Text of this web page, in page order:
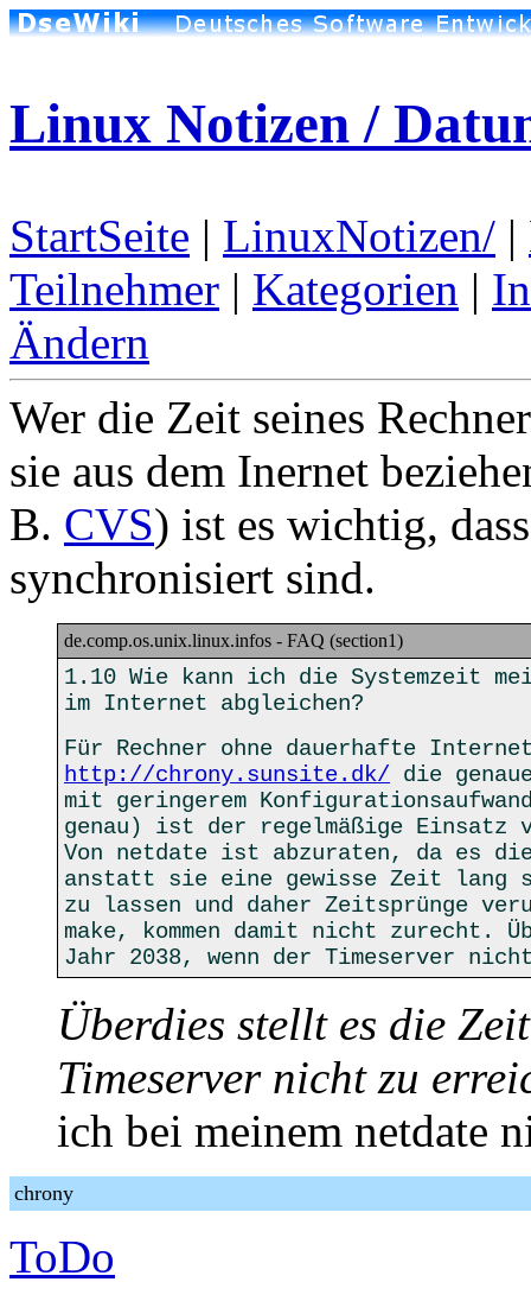
Linux Notizen /
StartSeite | LinuxNotizen/ |
Teilnehmer | Kategorien |
Ändern
Wer die Zeit seines
sie aus dem Inernet
B. CVS) ist es wichtig,
synchronisiert sind.
de.comp.os.unix.linux.infos - FAQ (section1)
1.10 Wie kann ich die Systemzeit
im Internet abgleichen?
Für Rechner ohne dauerhafte
http://chrony.sunsite.dk/ die
mit geringerem
genau) ist der regelmäßige Einsatz
Von netdate ist abzuraten, da es
anstatt sie eine gewisse Zeit lang
zu lassen und daher Zeitsprünge
make, kommen damit nicht
Jahr 2038, wenn der Timeserver
Überdies stellt es die
Timeserver nicht zu
ich bei meinem netdate
chrony
ToDo